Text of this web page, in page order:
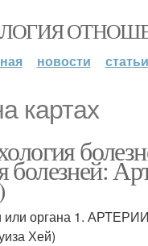
новости статьи
картах
болезней:
или органа 1. АРТЕРИИ
Хей)